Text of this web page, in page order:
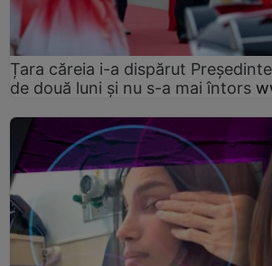
Țara căreia i-a dispărut
de două luni și nu s-a mai întors